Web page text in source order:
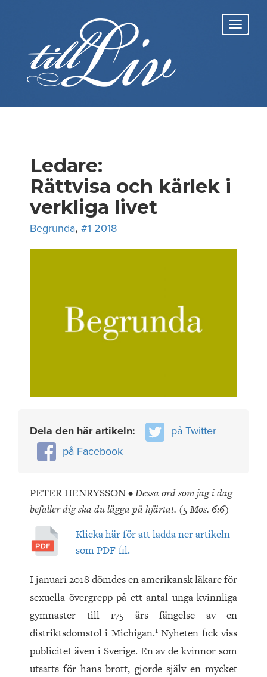
Ledare:
Rättvisa och kärlek i
verkliga livet
Begrunda, #1 2018
Dela den här artikeln:
på Twitter
på Facebook
PETER HENRYSSON •Dessa ord som jag i dag
befaller dig ska du lägga på hjärtat. (5 Mos. 6:6)
Klicka här för att ladda ner artikeln
som PDF-fil.
I januari2018 dömdes en amerikansk läkare för
sexuella övergrepp på ett antal unga kvinnliga
gymnaster till 175 års fängelse av en
distriktsdomstol i Michigan.1Nyheten fick viss
publicitet även i Sverige. En av de kvinnor som
utsatts för hans brott, gjorde själv en mycket